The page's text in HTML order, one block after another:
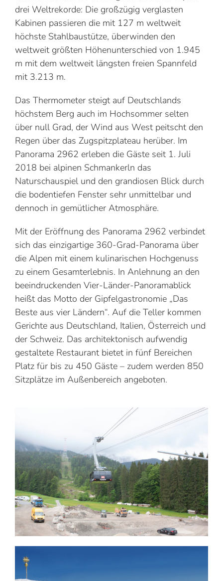
drei Weltrekorde: Die großzügig verglasten
Kabinen passieren die mit 127 m weltweit
höchste Stahlbaustütze, überwinden den
weltweit größten Höhenunterschied von 1.945
m mit dem weltweit längsten freien Spannfeld
mit 3.213 m.
Das Thermometer steigt auf Deutschlands
höchstem Berg auch im Hochsommer selten
über null Grad, der Wind aus West peitscht den
Regen über das Zugspitzplateau herüber. Im
Panorama 2962 erleben die Gäste seit 1. Juli
2018 bei alpinen Schmankerln das
Naturschauspiel und den grandiosen Blick durch
die bodentiefen Fenster sehr unmittelbar und
dennoch in gemütlicher Atmosphäre.
Mit der Eröffnung des Panorama 2962 verbindet
sich das einzigartige 360-Grad-Panorama über
die Alpen mit einem kulinarischen Hochgenuss
zu einem Gesamterlebnis. In Anlehnung an den
beeindruckenden Vier-Länder-Panoramablick
heißt das Motto der Gipfelgastronomie „Das
Beste aus vier Ländern“. Auf die Teller kommen
Gerichte aus Deutschland, Italien, Österreich und
der Schweiz. Das architektonisch aufwendig
gestaltete Restaurant bietet in fünf Bereichen
Platz für bis zu 450 Gäste – zudem werden 850
Sitzplätze im Außenbereich angeboten.